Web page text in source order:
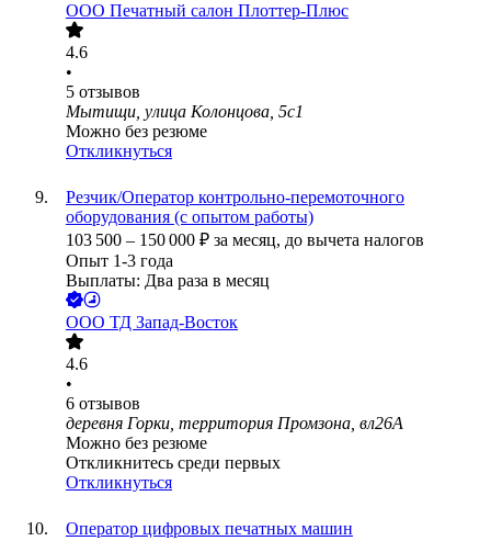
ООО Печатный салон Плоттер-Плюс
4.6
•
5 отзывов
Мытищи, улица Колонцова, 5с1
Можно без резюме
Откликнуться
Резчик/Оператор контрольно-перемоточного
оборудования (с опытом работы)
103 500 – 150 000 ₽ за месяц, до вычета налогов
Опыт 1-3 года
Выплаты: Два раза в месяц
ООО ТД Запад-Восток
4.6
•
6 отзывов
деревня Горки, территория Промзона, вл26А
Можно без резюме
Откликнитесь среди первых
Откликнуться
Оператор цифровых печатных машин